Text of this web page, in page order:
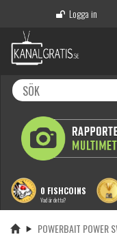
Logga in
0 FISHCOINS
Vad är detta?
POWERBAIT POWER